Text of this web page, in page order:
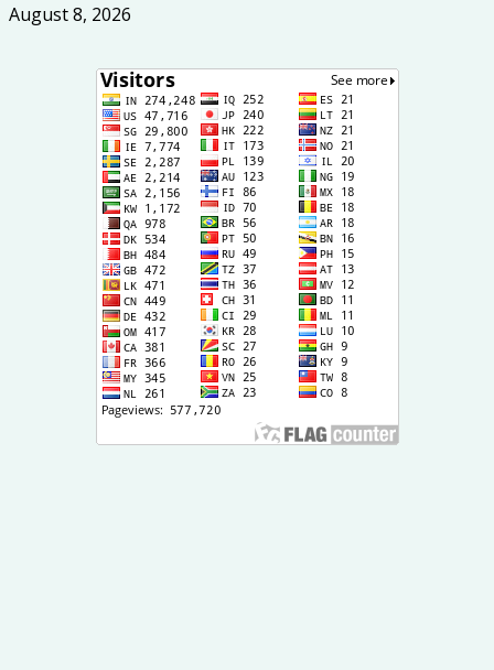
August 8, 2026